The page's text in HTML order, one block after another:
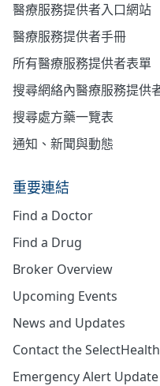
醫療服務提供者入口網站
醫療服務提供者手冊
所有醫療服務提供者表單
搜尋網絡內醫療服務提供
搜尋處方藥一覽表
通知、新聞與動態
重要連結
Find a Doctor
Find a Drug
Broker Overview
Upcoming Events
News and Updates
Contact the
Emergency Alert Update